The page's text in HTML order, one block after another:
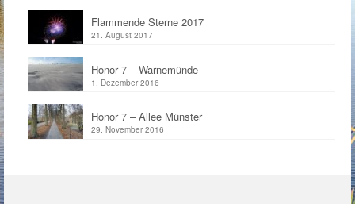
Flammende Sterne 2017
21. August 2017
Honor 7 – Warnemünde
1. Dezember 2016
Honor 7 – Allee Münster
29. November 2016